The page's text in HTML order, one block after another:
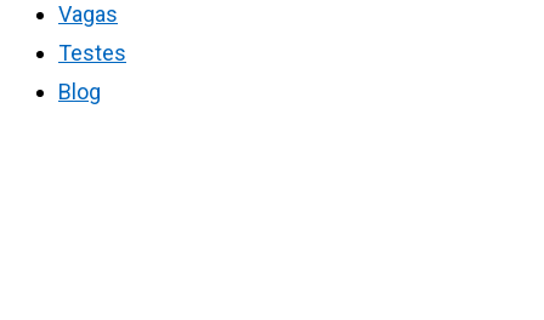
Vagas
Testes
Blog